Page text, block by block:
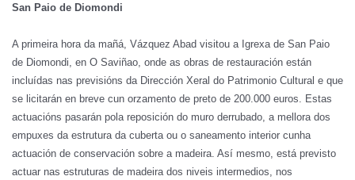
San Paio de Diomondi
A primeira hora da mañá, Vázquez Abad visitou a Igrexa de San Paio
de Diomondi, en O Saviñao, onde as obras de restauración están
incluídas nas previsións da Dirección Xeral do Patrimonio Cultural e que
se licitarán en breve cun orzamento de preto de 200.000 euros. Estas
actuacións pasarán pola reposición do muro derrubado, a mellora dos
empuxes da estrutura da cuberta ou o saneamento interior cunha
actuación de conservación sobre a madeira. Así mesmo, está previsto
actuar nas estruturas de madeira dos niveis intermedios, nos